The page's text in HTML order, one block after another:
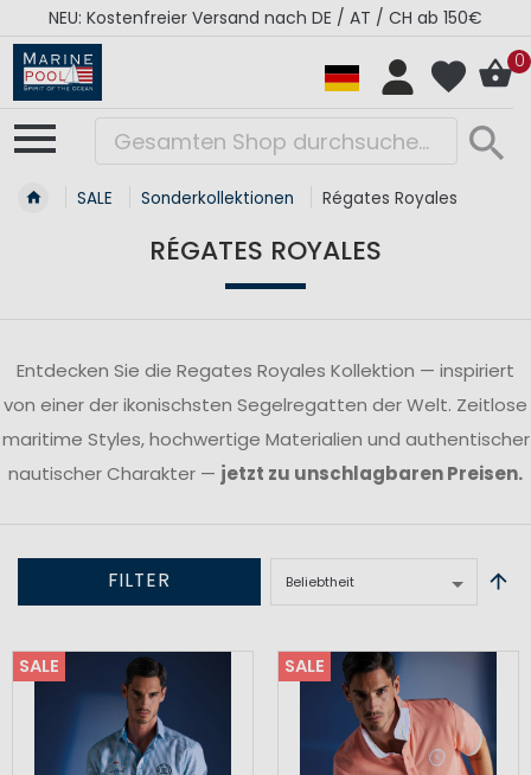
NEU: Kostenfreier Versand nach DE / AT / CH ab 150€
0
SALE Sonderkollektionen Régates Royales
RÉGATES ROYALES
Entdecken Sie die Regates Royales Kollektion — inspiriert
von einer der ikonischsten Segelregatten der Welt. Zeitlose
maritime Styles, hochwertige Materialien und authentischer
nautischer Charakter — jetzt zu unschlagbaren Preisen.
FILTER
SALE SALE